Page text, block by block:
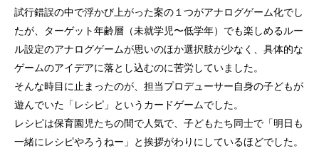
試行錯誤の中で浮かび上がった案の１つがアナログゲーム化でし
たが、ターゲット年齢層（未就学児〜低学年）でも楽しめるルー
ル設定のアナログゲームが思いのほか選択肢が少なく、具体的な
ゲームのアイデアに落とし込むのに苦労していました。
そんな時目に止まったのが、担当プロデューサー自身の子どもが
遊んでいた「レシピ」というカードゲームでした。
レシピは保育園児たちの間で人気で、子どもたち同士で「明日も
一緒にレシピやろうねー」と挨拶がわりにしているほどでした。